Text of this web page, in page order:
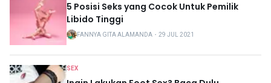
5 Posisi Seks yang Cocok Untuk Pemilik
Libido Tinggi
FANNYA GITA ALAMANDA ・ 29 JUL 2021
SEX